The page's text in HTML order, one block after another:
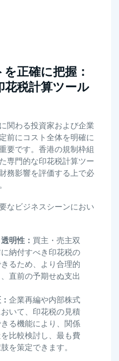
正確に把握：
税計算ツール
関わる投資家および企業
前にコスト全体を明確に
要です。香港の規制枠組
専門的な印花税計算ツー
務影響を評価する上で必
なビジネスシーンにおい
明性： 買主・売主双
納付すべき印花税の
るため、より合理的
直前の予期せぬ支出
企業再編や内部株式
いて、印花税の見積
る機能により、関係
比較検討し、最も費
を策定できます。